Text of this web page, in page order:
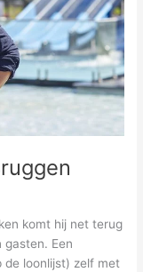
komt hij net terug
Een
de loonlijst) zelf met